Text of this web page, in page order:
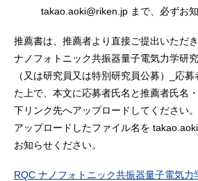
takao.aoki@riken.jp まで、必ずお知
推薦書は、推薦者より直接ご提出いただ
ナノフォトニック共振器量子電気力学研
（又は研究員又は特別研究員公募）_応
た上で、本文に応募者氏名と推薦者氏名
下リンク先へアップロードしてください
アップロードしたファイル名を
お知らせください。
RQC ナノフォトニック共振器量子電気力